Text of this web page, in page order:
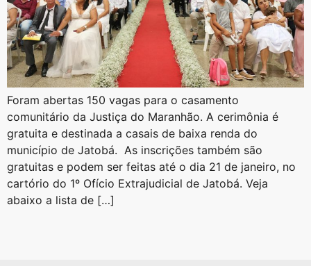
Foram abertas 150 vagas para o casamento
comunitário da Justiça do Maranhão. A cerimônia é
gratuita e destinada a casais de baixa renda do
município de Jatobá. As inscrições também são
gratuitas e podem ser feitas até o dia 21 de janeiro, no
cartório do 1º Ofício Extrajudicial de Jatobá. Veja
abaixo a lista de […]